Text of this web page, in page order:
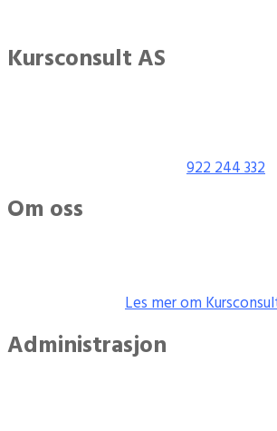
Kursconsult AS
922 244 332
Om oss
Les mer om
Administrasjon